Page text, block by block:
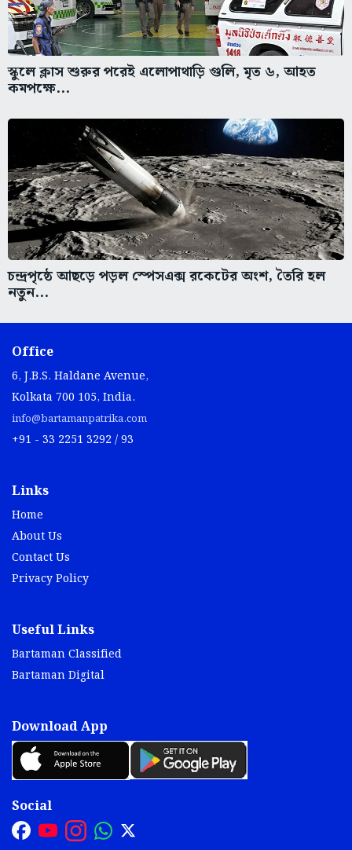
স্কুলে ক্লাস শুরুর পরেই এলোপাথাড়ি গুলি, মৃত ৬, আহত
কমপক্ষে...
চন্দ্রপৃষ্ঠে আছড়ে পড়ল স্পেসএক্স রকেটের অংশ, তৈরি হল
নতুন...
Office
6, J.B.S. Haldane Avenue,
Kolkata 700 105, India.
info@bartamanpatrika.com
+91 - 33 2251 3292 / 93
Links
Home
About Us
Contact Us
Privacy Policy
Useful Links
Bartaman Classified
Bartaman Digital
Download App
Social